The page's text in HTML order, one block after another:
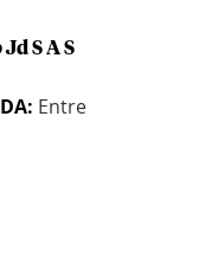
S A S
Entre